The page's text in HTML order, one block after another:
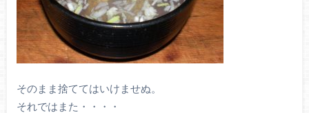
そのまま捨ててはいけませぬ。
それではまた・・・・